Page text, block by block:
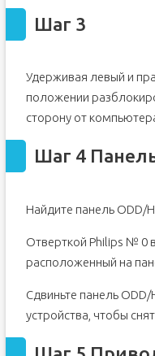
Шаг 3
Удерживая левый и
положении
сторону от
Шаг 4
Найдите панель ODD/
Отверткой Philips № 0
расположенный на
Сдвиньте панель
устройства, чтобы